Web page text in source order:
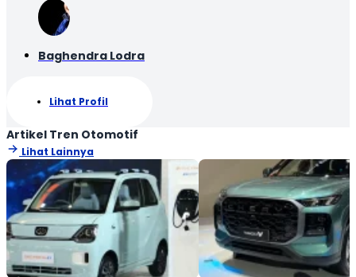
Baghendra Lodra
Lihat Profil
Artikel Tren Otomotif
Lihat Lainnya